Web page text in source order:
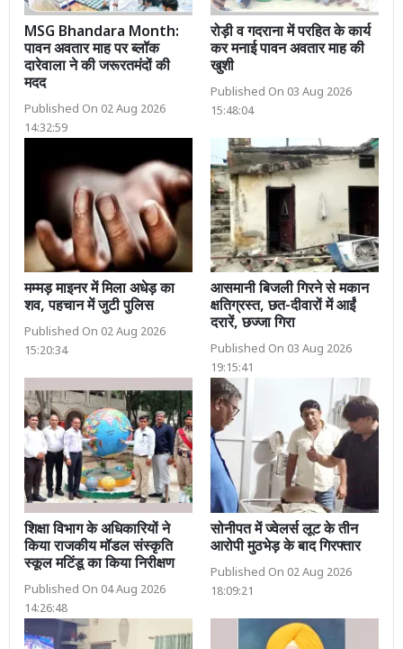
MSG Bhandara Month:
पावन अवतार माह पर ब्लॉक
दारेवाला ने की जरूरतमंदों की
मदद
Published On 02 Aug 2026
14:32:59
रोड़ी व गदराना में परहित के कार्य
कर मनाई पावन अवतार माह की
खुशी
Published On 03 Aug 2026
15:48:04
मम्मड़ माइनर में मिला अधेड़ का
शव, पहचान में जुटी पुलिस
Published On 02 Aug 2026
15:20:34
आसमानी बिजली गिरने से मकान
क्षतिग्रस्त, छत-दीवारों में आईं
दरारें, छज्जा गिरा
Published On 03 Aug 2026
19:15:41
शिक्षा विभाग के अधिकारियों ने
किया राजकीय मॉडल संस्कृति
स्कूल मटिंडू का किया निरीक्षण
Published On 04 Aug 2026
14:26:48
सोनीपत में ज्वेलर्स लूट के तीन
आरोपी मुठभेड़ के बाद गिरफ्तार
Published On 02 Aug 2026
18:09:21